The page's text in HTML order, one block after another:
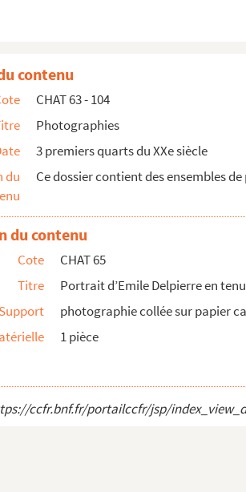
(« Enfants de pêcheurs » à Boul...
les jours à midi Bureau de la jussien...
du 29 Thermidor An douze
par le Contre-Amiral Lacrosse,...
et calaisiens, par le sous-préfet de Bo...
Boulogne-sur-Mer
contenu
CHAT 63 - 104
Photographies
3 premiers quarts du XXe siècle
du
Ce dossier contient des ensembles
du contenu
Cote
CHAT 65
Titre
Portrait d’Emile Delpierre en
Support
photographie collée sur papier
1 pièce
ccfr.bnf.fr/portailccfr/jsp/